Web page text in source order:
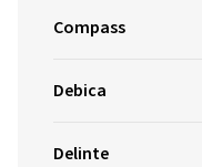
Compass
Debica
Delinte